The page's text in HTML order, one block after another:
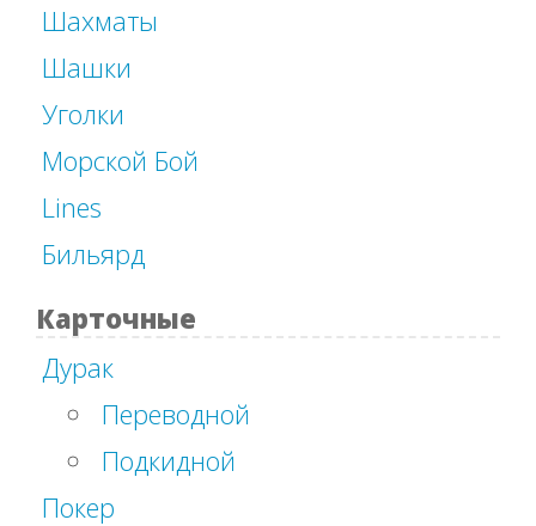
Шахматы
Шашки
Уголки
Морской Бой
Lines
Бильярд
Карточные
Дурак
Переводной
Подкидной
Покер